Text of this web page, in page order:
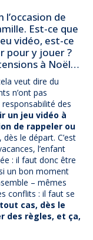
de
Est-ce que
vidéo, est-ce
pour y jouer ?
à Noël…
veut dire du
n’ont pas
des
un jeu vidéo à
de rappeler ou
, dès le départ. C’est
l’enfant
: il faut donc être
un bon moment
– mêmes
conflits : il faut se
cas, dès le
des règles, et ça,